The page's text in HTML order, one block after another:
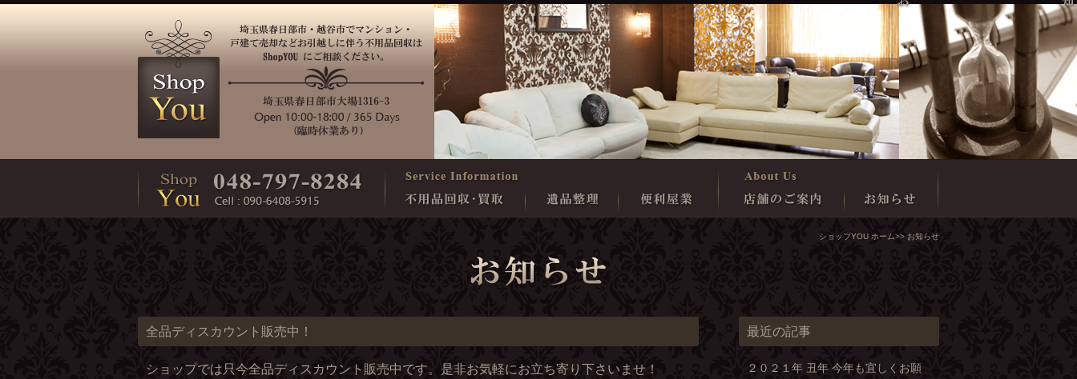
ショップYOU ホーム>> お知らせ
全品ディスカウント販売中！
ショップでは只今全品ディスカウント販売中です。是非お気軽にお立ち寄り下さいませ！
最近の記事
２０２１年 丑年 今年も宜しくお願